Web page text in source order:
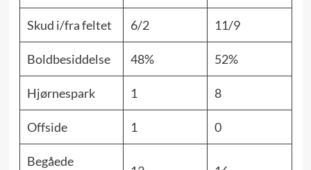
Skud i/fra feltet 6/2 11/9
Boldbesiddelse 48% 52%
Hjørnespark 1 8
Offside 1 0
Begåede